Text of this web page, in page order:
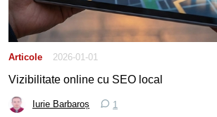
Articole 2026-01-01
Vizibilitate online cu SEO local
Iurie Barbaroș 1